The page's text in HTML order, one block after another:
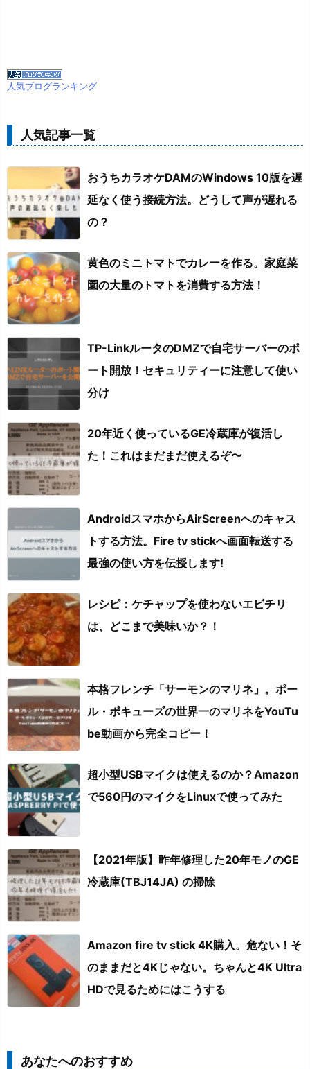
人気ブログランキング
人気記事一覧
おうちカラオケDAMのWindows 10版を遅
延なく使う接続方法。どうして声が遅れる
の？
黄色のミニトマトでカレーを作る。家庭菜
園の大量のトマトを消費する方法！
TP-LinkルータのDMZで自宅サーバーのポ
ート開放！セキュリティーに注意して使い
分け
20年近く使っているGE冷蔵庫が復活し
た！これはまだまだ使えるぞ〜
AndroidスマホからAirScreenへのキャス
トする方法。Fire tv stickへ画面転送する
最強の使い方を伝授します!
レシピ：ケチャップを使わないエビチリ
は、どこまで美味いか？！
本格フレンチ「サーモンのマリネ」。ポー
ル・ボキューズの世界一のマリネをYouTu
be動画から完全コピー！
超小型USBマイクは使えるのか？Amazon
で560円のマイクをLinuxで使ってみた
【2021年版】昨年修理した20年モノのGE
冷蔵庫(TBJ14JA) の掃除
Amazon fire tv stick 4K購入。危ない！そ
のままだと4Kじゃない。ちゃんと4K Ultra
HDで見るためにはこうする
あなたへのおすすめ